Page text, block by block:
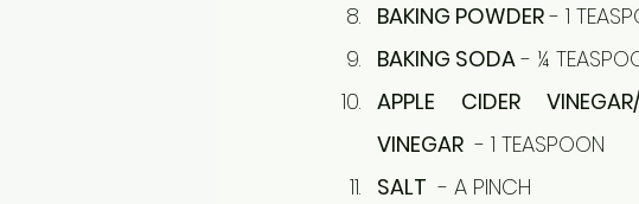
BAKING POWDER - 1
BAKING SODA - ¼
APPLE CIDER
VINEGAR
  - 1 TEASPOON
SALT
  - A PINCH